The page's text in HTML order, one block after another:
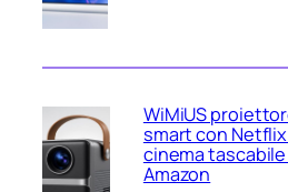
WiMiUS
smart con
cinema
Amazon